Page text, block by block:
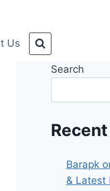
Us
Search
Barapk
& Latest